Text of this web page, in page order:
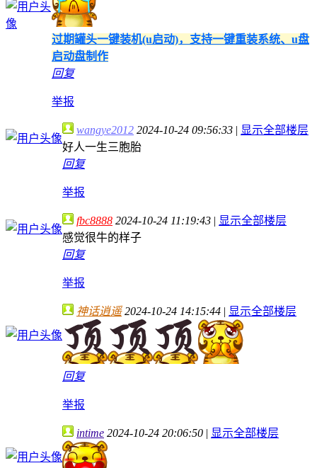
过期罐头一键装机(u启动)，支持一键重装系统、u盘
启动盘制作
回复
举报
wangye2012 2024-10-24 09:56:33 | 显示全部楼层
好人一生三胞胎
回复
举报
fbc8888 2024-10-24 11:19:43 | 显示全部楼层
感觉很牛的样子
回复
举报
神话逍遥2024-10-24 14:15:44 | 显示全部楼层
回复
举报
intime 2024-10-24 20:06:50 | 显示全部楼层